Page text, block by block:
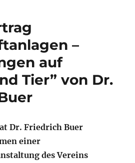
–
auf
Tier” von Dr.
Dr. Friedrich Buer
einer
des Vereins